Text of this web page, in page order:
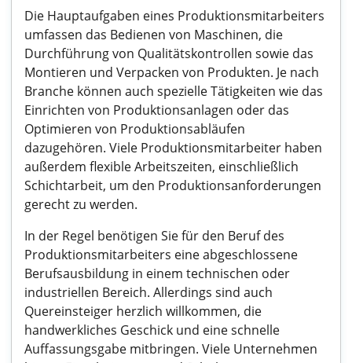
Die Hauptaufgaben eines Produktionsmitarbeiters
umfassen das Bedienen von Maschinen, die
Durchführung von Qualitätskontrollen sowie das
Montieren und Verpacken von Produkten. Je nach
Branche können auch spezielle Tätigkeiten wie das
Einrichten von Produktionsanlagen oder das
Optimieren von Produktionsabläufen
dazugehören. Viele Produktionsmitarbeiter haben
außerdem flexible Arbeitszeiten, einschließlich
Schichtarbeit, um den Produktionsanforderungen
gerecht zu werden.
In der Regel benötigen Sie für den Beruf des
Produktionsmitarbeiters eine abgeschlossene
Berufsausbildung in einem technischen oder
industriellen Bereich. Allerdings sind auch
Quereinsteiger herzlich willkommen, die
handwerkliches Geschick und eine schnelle
Auffassungsgabe mitbringen. Viele Unternehmen